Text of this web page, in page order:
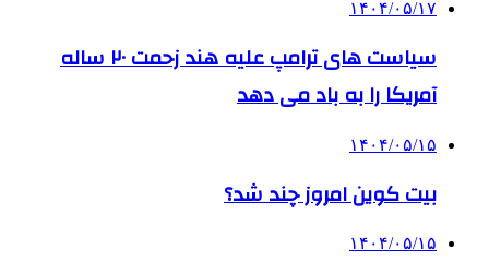
۱۴۰۴/۰۵/۱۷
سیاست های ترامپ علیه هند زحمت ۲۰ ساله
آمریکا را به باد می دهد
۱۴۰۴/۰۵/۱۵
بیت کوین امروز چند شد؟
۱۴۰۴/۰۵/۱۵